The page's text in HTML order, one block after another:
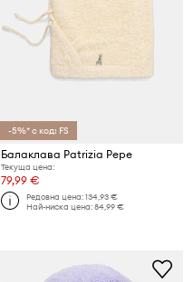
-5%* с код: FS
Балаклава Patrizia Pepe
Текуща цена:
79,99 €
Редовна цена:134,93 €
Най-ниска цена:84,99 €